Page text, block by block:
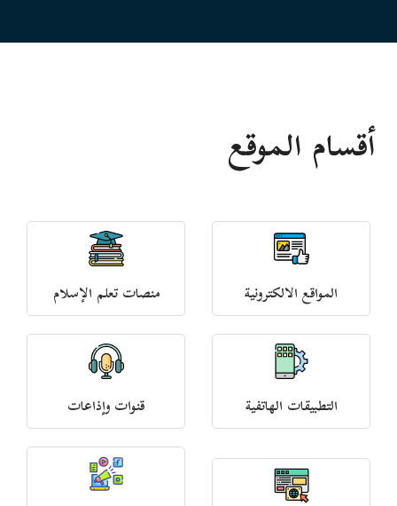
أقسام الموقع
المواقع الالكترونية منصات تعلم الإسلام
التطبيقات الهاتفية قنوات وإذاعات